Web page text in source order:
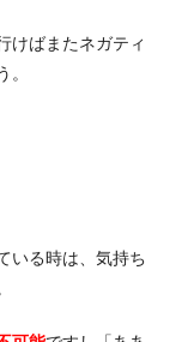
けばまたネガティ
いる時は、気持ち